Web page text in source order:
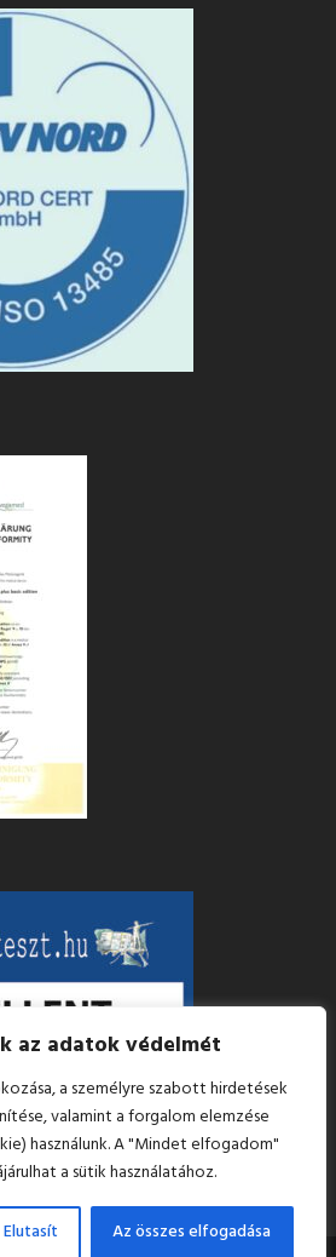
az adatok védelmét
a személyre szabott hirdetések
valamint a forgalom elemzése
használunk. A "Mindet elfogadom"
a sütik használatához.
Elutasít Az összes elfogadása